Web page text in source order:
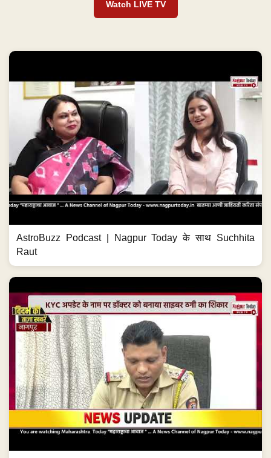
Watch LIVE TV
AstroBuzz Podcast | Nagpur Today के साथ Suchhita
Raut